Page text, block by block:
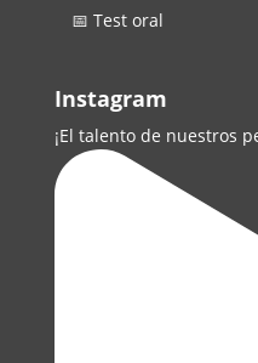
📅 Test oral
Instagram
¡El talento de nuestros